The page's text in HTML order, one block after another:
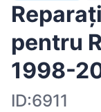
pentru
1998-
ID:6911